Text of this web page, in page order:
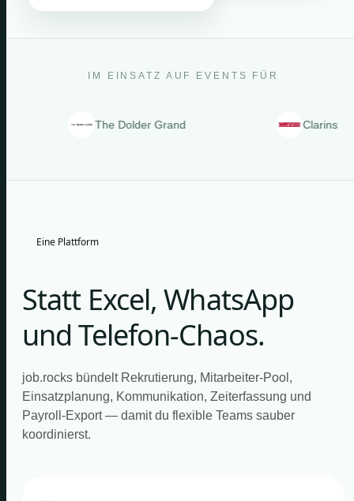
IM EINSATZ AUF EVENTS FÜR
The Dolder Grand Clarins
Eine Plattform
Statt Excel, WhatsApp
und Telefon-Chaos.
job.rocks bündelt Rekrutierung, Mitarbeiter-Pool,
Einsatzplanung, Kommunikation, Zeiterfassung und
Payroll-Export — damit du flexible Teams sauber
koordinierst.